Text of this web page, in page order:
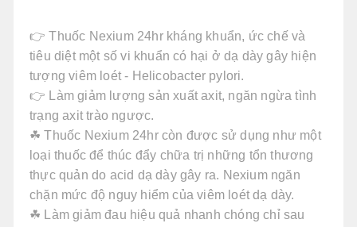
👉 Thuốc Nexium 24hr kháng khuẩn, ức chế và
tiêu diệt một số vi khuẩn có hại ở dạ dày gây hiện
tượng viêm loét - Helicobacter pylori.
👉 Làm giảm lượng sản xuất axit, ngăn ngừa tình
trạng axit trào ngược.
☘ Thuốc Nexium 24hr còn được sử dụng như một
loại thuốc để thúc đẩy chữa trị những tổn thương
thực quản do acid dạ dày gây ra. Nexium ngăn
chặn mức độ nguy hiểm của viêm loét dạ dày.
☘ Làm giảm đau hiệu quả nhanh chóng chỉ sau